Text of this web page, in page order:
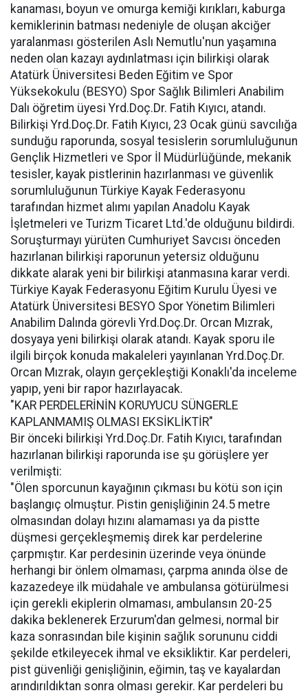
kanaması, boyun ve omurga kemiği kırıkları, kaburga
kemiklerinin batması nedeniyle de oluşan akciğer
yaralanması gösterilen Aslı Nemutlu'nun yaşamına
neden olan kazayı aydınlatması için bilirkişi olarak
Atatürk Üniversitesi Beden Eğitim ve Spor
Yüksekokulu (BESYO) Spor Sağlık Bilimleri Anabilim
Dalı öğretim üyesi Yrd.Doç.Dr. Fatih Kıyıcı, atandı.
Bilirkişi Yrd.Doç.Dr. Fatih Kıyıcı, 23 Ocak günü savcılığa
sunduğu raporunda, sosyal tesislerin sorumluluğunun
Gençlik Hizmetleri ve Spor İl Müdürlüğünde, mekanik
tesisler, kayak pistlerinin hazırlanması ve güvenlik
sorumluluğunun Türkiye Kayak Federasyonu
tarafından hizmet alımı yapılan Anadolu Kayak
İşletmeleri ve Turizm Ticaret Ltd.'de olduğunu bildirdi.
Soruşturmayı yürüten Cumhuriyet Savcısı önceden
hazırlanan bilirkişi raporunun yetersiz olduğunu
dikkate alarak yeni bir bilirkişi atanmasına karar verdi.
Türkiye Kayak Federasyonu Eğitim Kurulu Üyesi ve
Atatürk Üniversitesi BESYO Spor Yönetim Bilimleri
Anabilim Dalında görevli Yrd.Doç.Dr. Orcan Mızrak,
dosyaya yeni bilirkişi olarak atandı. Kayak sporu ile
ilgili birçok konuda makaleleri yayınlanan Yrd.Doç.Dr.
Orcan Mızrak, olayın gerçekleştiği Konaklı'da inceleme
yapıp, yeni bir rapor hazırlayacak.
"KAR PERDELERİNİN KORUYUCU SÜNGERLE
KAPLANMAMIŞ OLMASI EKSİKLİKTİR"
Bir önceki bilirkişi Yrd.Doç.Dr. Fatih Kıyıcı, tarafından
hazırlanan bilirkişi raporunda ise şu görüşlere yer
verilmişti:
"Ölen sporcunun kayağının çıkması bu kötü son için
başlangıç olmuştur. Pistin genişliğinin 24.5 metre
olmasından dolayı hızını alamaması ya da pistte
düşmesi gerçekleşmemiş direk kar perdelerine
çarpmıştır. Kar perdesinin üzerinde veya önünde
herhangi bir önlem olmaması, çarpma anında ölse de
kazazedeye ilk müdahale ve ambulansa götürülmesi
için gerekli ekiplerin olmaması, ambulansın 20-25
dakika beklenerek Erzurum'dan gelmesi, normal bir
kaza sonrasından bile kişinin sağlık sorununu ciddi
şekilde etkileyecek ihmal ve eksikliktir. Kar perdeleri,
pist güvenliği genişliğinin, eğimin, taş ve kayalardan
arındırıldıktan sonra olması gerekir. Kar perdeleri bu